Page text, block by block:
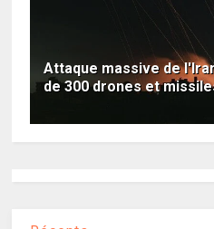
Attaque massive de
de 300 drones et